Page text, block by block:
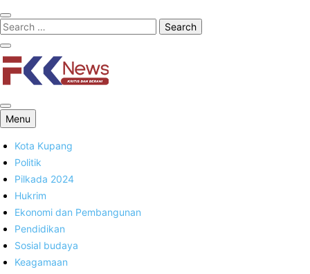
FKK News
Menu
Kota Kupang
Politik
Pilkada 2024
Hukrim
Ekonomi dan Pembangunan
Pendidikan
Sosial budaya
Keagamaan